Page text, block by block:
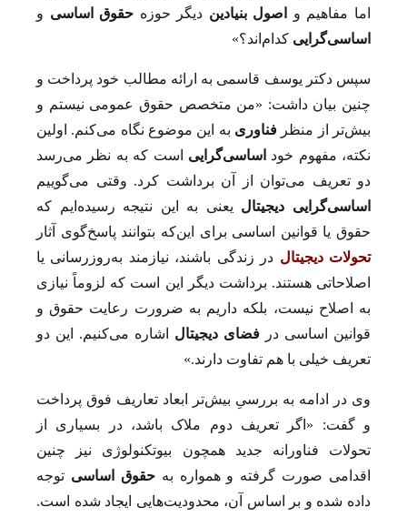
اما مفاهیم و
اصول بنیادین دیگر حوزه حقوق اساسی و
اساسی‌گرایی کدام‌اند؟»
سپس دکتر یوسف قاسمی به ارائه مطالب خود پرداخت و
چنین بیان داشت: «من متخصص حقوق عمومی نیستم و
بیش‌تر از منظر فناوری به این موضوع نگاه می‌کنم. اولین
نکته، مفهوم خود اساسی‌گرایی است که به نظر می‌رسد
دو تعریف می‌توان از آن برداشت کرد. وقتی می‌گوییم
اساسی‌گرایی دیجیتال یعنی به این نتیجه رسیده‌ایم که
حقوق یا قوانین اساسی برای این‌که بتوانند پاسخ‌گوی آثار
تحولات دیجیتال در زندگی باشند، نیازمند به‌روزرسانی یا
اصلاحاتی هستند. برداشت دیگر این است که لزوماً نیازی
به اصلاح نیست، بلکه داریم به ضرورت رعایت حقوق و
قوانین اساسی در فضای دیجیتال اشاره می‌کنیم. این دو
تعریف خیلی با هم تفاوت دارند.»
وی در ادامه به بررسیِ بیش‌تر ابعاد تعاریف فوق پرداخت
و گفت: «اگر تعریف دوم ملاک باشد، در بسیاری از
تحولات فناورانه جدید همچون بیوتکنولوژی نیز چنین
اقدامی صورت گرفته و همواره بهحقوق اساسی توجه
داده شده و بر اساس آن، محدودیت‌هایی ایجاد شده است.